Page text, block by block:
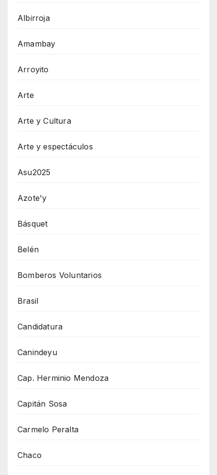
Albirroja
Amambay
Arroyito
Arte
Arte y Cultura
Arte y espectáculos
Asu2025
Azote'y
Básquet
Belén
Bomberos Voluntarios
Brasil
Candidatura
Canindeyu
Cap. Herminio Mendoza
Capitán Sosa
Carmelo Peralta
Chaco